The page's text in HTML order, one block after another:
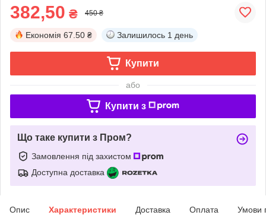
382,50 ₴ 450 ₴
Економія 67.50 ₴ Залишилось 1 день
Купити
або
Купити з
Що таке купити з Пром?
Замовлення під захистом
Доступна доставка
Опис Характеристики Доставка Оплата Умови